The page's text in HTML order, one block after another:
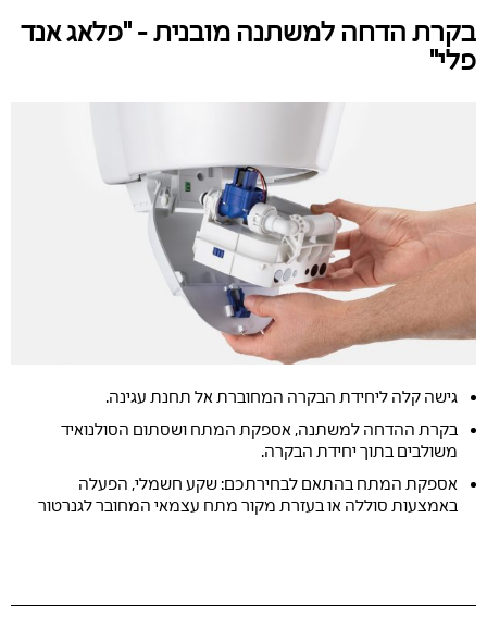
בקרת הדחה למשתנה מובנית - "פלאג אנד
פלי"
גישה קלה ליחידת הבקרה המחוברת אל תחנת עגינה.
בקרת ההדחה למשתנה, אספקת המתח ושסתום הסולנואיד
משולבים בתוך יחידת הבקרה.
אספקת המתח בהתאם לבחירתכם: שקע חשמלי, הפעלה
באמצעות סוללה או בעזרת מקור מתח עצמאי המחובר לגנרטור